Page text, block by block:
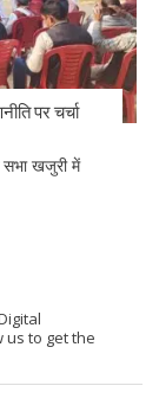
पर चर्चा
सभा खजुरी में
us to get the